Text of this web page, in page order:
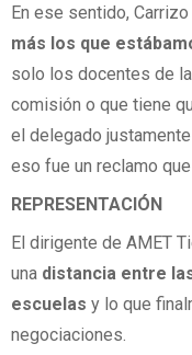
En ese sentido,
más los que
solo los docentes de
comisión o que tiene
el delegado
eso fue un reclamo
REPRESENTACIÓN
El dirigente de AMET
una distancia entre
escuelas y lo que
negociaciones.